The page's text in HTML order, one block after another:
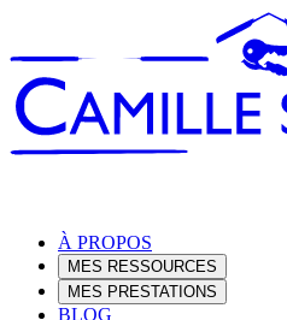
À PROPOS
MES RESSOURCES
MES PRESTATIONS
BLOG